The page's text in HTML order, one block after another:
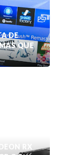
DE
QUE
RX